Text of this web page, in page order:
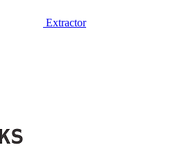
Extractor